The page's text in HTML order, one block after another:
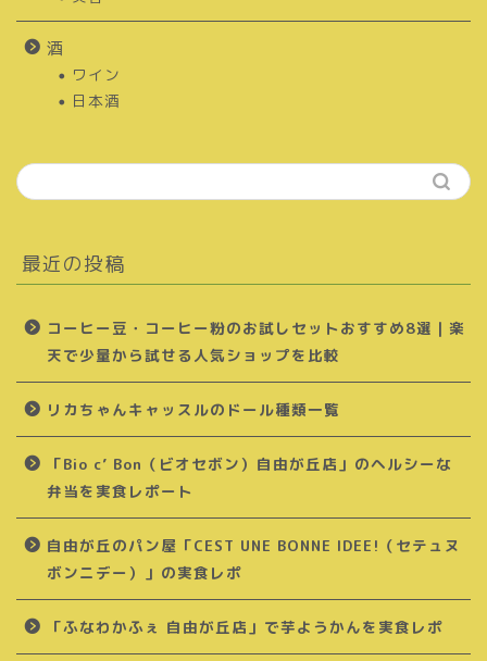
酒
ワイン
日本酒
最近の投稿
コーヒー豆・コーヒー粉のお試しセットおすすめ8選｜楽
天で少量から試せる人気ショップを比較
リカちゃんキャッスルのドール種類一覧
「Bio c’ Bon（ビオセボン）自由が丘店」のヘルシーな
弁当を実食レポート
自由が丘のパン屋「CEST UNE BONNE IDEE!（セテュヌ
ボンニデー）」の実食レポ
「ふなわかふぇ 自由が丘店」で芋ようかんを実食レポ